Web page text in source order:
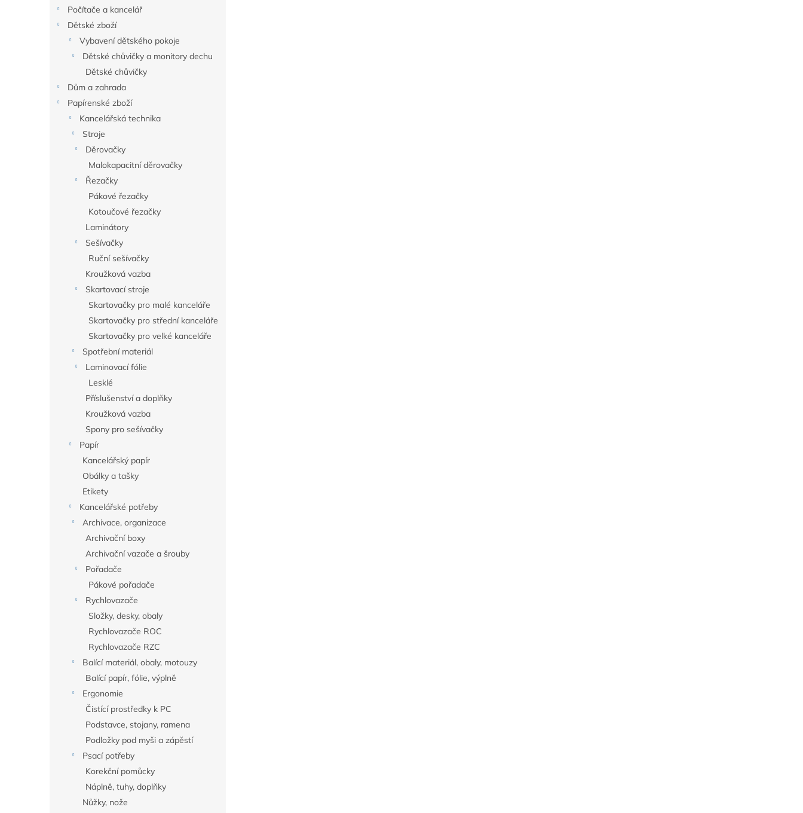
Počítače a kancelář
Dětské zboží
Vybavení dětského pokoje
Dětské chůvičky a monitory dechu
Dětské chůvičky
Dům a zahrada
Papírenské zboží
Kancelářská technika
Stroje
Děrovačky
Malokapacitní děrovačky
Řezačky
Pákové řezačky
Kotoučové řezačky
Laminátory
Sešívačky
Ruční sešívačky
Kroužková vazba
Skartovací stroje
Skartovačky pro malé kanceláře
Skartovačky pro střední kanceláře
Skartovačky pro velké kanceláře
Spotřební materiál
Laminovací fólie
Lesklé
Příslušenství a doplňky
Kroužková vazba
Spony pro sešívačky
Papír
Kancelářský papír
Obálky a tašky
Etikety
Kancelářské potřeby
Archivace, organizace
Archivační boxy
Archivační vazače a šrouby
Pořadače
Pákové pořadače
Rychlovazače
Složky, desky, obaly
Rychlovazače ROC
Rychlovazače RZC
Balící materiál, obaly, motouzy
Balící papír, fólie, výplně
Ergonomie
Čistící prostředky k PC
Podstavce, stojany, ramena
Podložky pod myši a zápěstí
Psací potřeby
Korekční pomůcky
Náplně, tuhy, doplňky
Nůžky, nože